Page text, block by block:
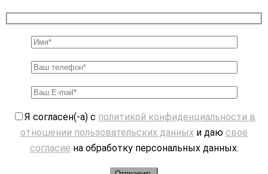
Я согласен(-а) с политикой конфиденциальности в
отношении пользовательских данных и даю свое
согласие на обработку персональных данных.